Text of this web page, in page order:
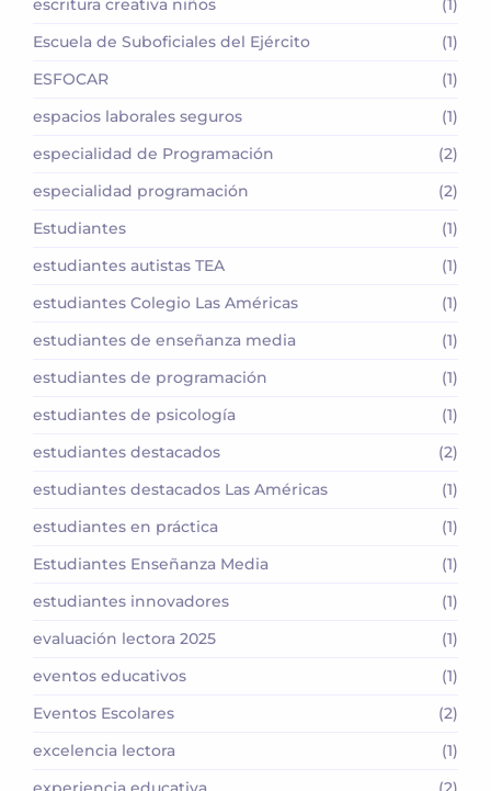
escritura creativa niños
(1)
Escuela de Suboficiales del Ejército
(1)
ESFOCAR
(1)
espacios laborales seguros
(1)
especialidad de Programación
(2)
especialidad programación
(2)
Estudiantes
(1)
estudiantes autistas TEA
(1)
estudiantes Colegio Las Américas
(1)
estudiantes de enseñanza media
(1)
estudiantes de programación
(1)
estudiantes de psicología
(1)
estudiantes destacados
(2)
estudiantes destacados Las Américas
(1)
estudiantes en práctica
(1)
Estudiantes Enseñanza Media
(1)
estudiantes innovadores
(1)
evaluación lectora 2025
(1)
eventos educativos
(1)
Eventos Escolares
(2)
excelencia lectora
(1)